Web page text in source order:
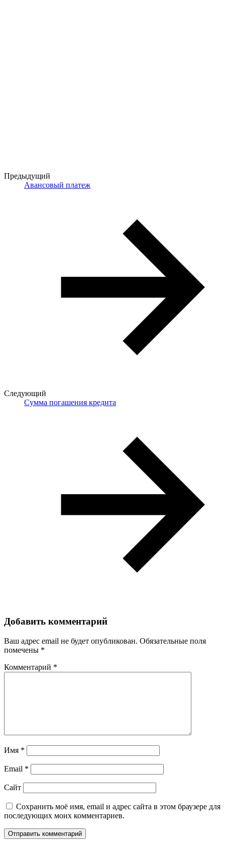
Предыдущий
Авансовый платеж
Следующий
Сумма погашения кредита
Добавить комментарий
Ваш адрес email не будет опубликован. Обязательные поля
помечены *
Комментарий *
Имя *
Email *
Сайт
Сохранить моё имя, email и адрес сайта в этом браузере для
последующих моих комментариев.